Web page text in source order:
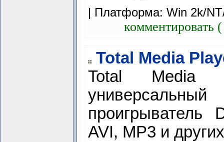
| Платформа: Win 2k/
комментировать
Total Media
Total Media
универсальный
проигрыватель
AVI, MP3 и